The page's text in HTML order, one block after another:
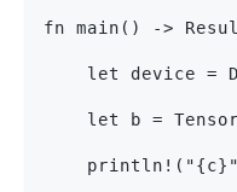
fn main() ->
let device =
let b =